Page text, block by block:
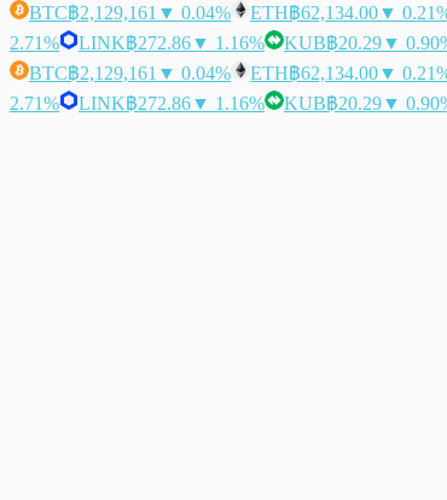
BTC฿2,129,161 ▼ 0.04% ETH฿62,134.00▼
2.71%
LINK฿272.86▼ 1.16% KUB฿20.29▼
BTC฿2,129,161 ▼ 0.04% ETH฿62,134.00▼
2.71%
LINK฿272.86▼ 1.16% KUB฿20.29▼